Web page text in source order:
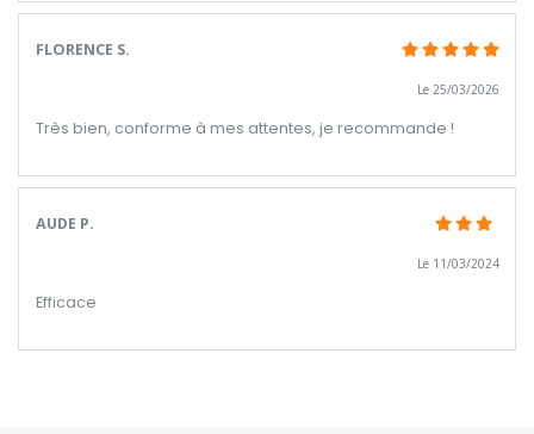
FLORENCE S.
Le 25/03/2026
Très bien, conforme à mes attentes, je recommande !
AUDE P.
Le 11/03/2024
Efficace